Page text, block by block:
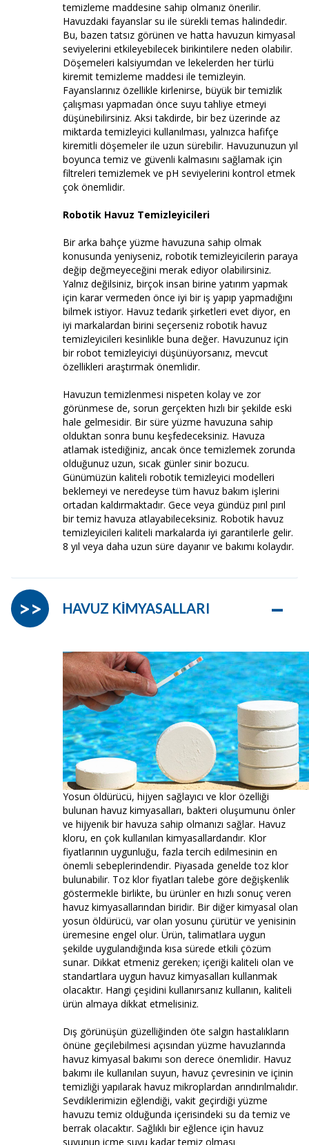
temizleme maddesine sahip olmanız önerilir.
Havuzdaki fayanslar su ile sürekli temas halindedir.
Bu, bazen tatsız görünen ve hatta havuzun kimyasal
seviyelerini etkileyebilecek birikintilere neden olabilir.
Döşemeleri kalsiyumdan ve lekelerden her türlü
kiremit temizleme maddesi ile temizleyin.
Fayanslarınız özellikle kirlenirse, büyük bir temizlik
çalışması yapmadan önce suyu tahliye etmeyi
düşünebilirsiniz. Aksi takdirde, bir bez üzerinde az
miktarda temizleyici kullanılması, yalnızca hafifçe
kiremitli döşemeler ile uzun sürebilir. Havuzunuzun yıl
boyunca temiz ve güvenli kalmasını sağlamak için
filtreleri temizlemek ve pH seviyelerini kontrol etmek
çok önemlidir.
Robotik Havuz Temizleyicileri
Bir arka bahçe yüzme havuzuna sahip olmak
konusunda yeniyseniz, robotik temizleyicilerin paraya
değip değmeyeceğini merak ediyor olabilirsiniz.
Yalnız değilsiniz, birçok insan birine yatırım yapmak
için karar vermeden önce iyi bir iş yapıp yapmadığını
bilmek istiyor. Havuz tedarik şirketleri evet diyor, en
iyi markalardan birini seçerseniz robotik havuz
temizleyicileri kesinlikle buna değer. Havuzunuz için
bir robot temizleyiciyi düşünüyorsanız, mevcut
özellikleri araştırmak önemlidir.
Havuzun temizlenmesi nispeten kolay ve zor
görünmese de, sorun gerçekten hızlı bir şekilde eski
hale gelmesidir. Bir süre yüzme havuzuna sahip
olduktan sonra bunu keşfedeceksiniz. Havuza
atlamak istediğiniz, ancak önce temizlemek zorunda
olduğunuz uzun, sıcak günler sinir bozucu.
Günümüzün kaliteli robotik temizleyici modelleri
beklemeyi ve neredeyse tüm havuz bakım işlerini
ortadan kaldırmaktadır. Gece veya gündüz pırıl pırıl
bir temiz havuza atlayabileceksiniz. Robotik havuz
temizleyicileri kaliteli markalarda iyi garantilerle gelir.
8 yıl veya daha uzun süre dayanır ve bakımı kolaydır.
HAVUZ KİMYASALLARI –
>>
Yosun öldürücü, hijyen sağlayıcı ve klor özelliği
bulunan havuz kimyasalları, bakteri oluşumunu önler
ve hijyenik bir havuza sahip olmanızı sağlar. Havuz
kloru, en çok kullanılan kimyasallardandır. Klor
fiyatlarının uygunluğu, fazla tercih edilmesinin en
önemli sebeplerindendir. Piyasada genelde toz klor
bulunabilir. Toz klor fiyatları talebe göre değişkenlik
göstermekle birlikte, bu ürünler en hızlı sonuç veren
havuz kimyasallarından biridir. Bir diğer kimyasal olan
yosun öldürücü, var olan yosunu çürütür ve yenisinin
üremesine engel olur. Ürün, talimatlara uygun
şekilde uygulandığında kısa sürede etkili çözüm
sunar. Dikkat etmeniz gereken; içeriği kaliteli olan ve
standartlara uygun havuz kimyasalları kullanmak
olacaktır. Hangi çeşidini kullanırsanız kullanın, kaliteli
ürün almaya dikkat etmelisiniz.
Dış görünüşün güzelliğinden öte salgın hastalıkların
önüne geçilebilmesi açısından yüzme havuzlarında
havuz kimyasal bakımı son derece önemlidir. Havuz
bakımı ile kullanılan suyun, havuz çevresinin ve içinin
temizliği yapılarak havuz mikroplardan arındırılmalıdır.
Sevdiklerimizin eğlendiği, vakit geçirdiği yüzme
havuzu temiz olduğunda içerisindeki su da temiz ve
berrak olacaktır. Sağlıklı bir eğlence için havuz
suyunun içme suyu kadar temiz olması